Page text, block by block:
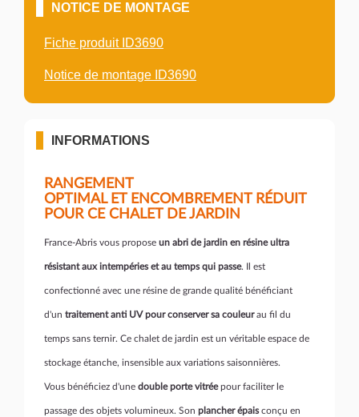
NOTICE DE MONTAGE
Fiche produit ID3690
Notice de montage ID3690
INFORMATIONS
RANGEMENT
OPTIMAL ET ENCOMBREMENT RÉDUIT
POUR CE CHALET DE JARDIN
France-Abris vous propose un abri de jardin en résine ultra
résistant aux intempéries et au temps qui passe. Il est
confectionné avec une résine de grande qualité bénéficiant
d'un traitement anti UV pour conserver sa couleurau fil du
temps sans ternir. Ce chalet de jardin est un véritable espace de
stockage étanche, insensible aux variations saisonnières.
Vous bénéficiez d'une double porte vitréepour faciliter le
passage des objets volumineux. Son plancher épaisconçu en